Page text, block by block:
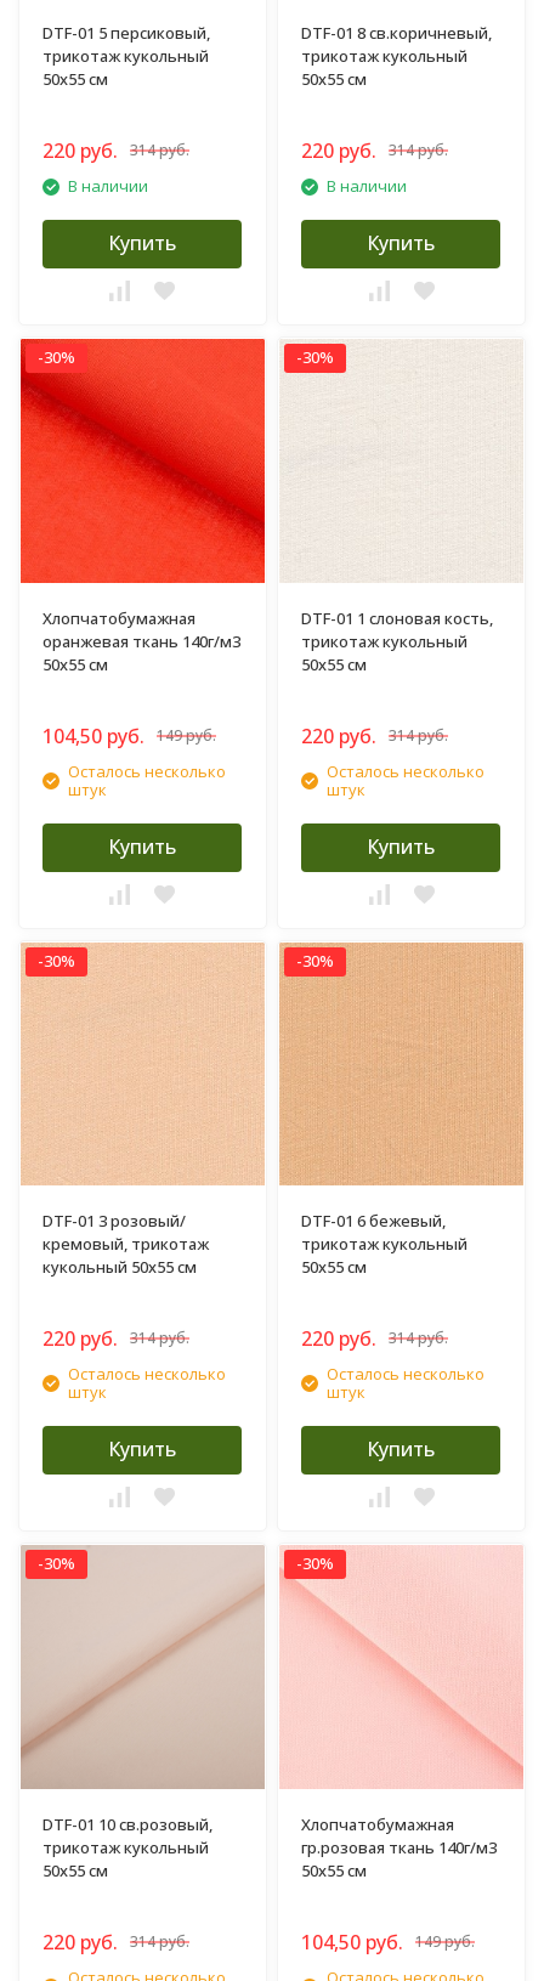
DTF-01 5 персиковый,
трикотаж кукольный
50х55 см
220 руб. 314 руб.
В наличии
Купить
DTF-01 8 св.коричневый,
трикотаж кукольный
50х55 см
220 руб. 314 руб.
В наличии
Купить
-30%
Хлопчатобумажная
оранжевая ткань 140г/м3
50х55 см
104,50 руб. 149 руб.
Осталось несколько
штук
Купить
-30%
DTF-01 1 слоновая кость,
трикотаж кукольный
50х55 см
220 руб. 314 руб.
Осталось несколько
штук
Купить
-30%
DTF-01 3 розовый/
кремовый, трикотаж
кукольный 50х55 см
220 руб. 314 руб.
Осталось несколько
штук
Купить
-30%
DTF-01 6 бежевый,
трикотаж кукольный
50х55 см
220 руб. 314 руб.
Осталось несколько
штук
Купить
-30%
DTF-01 10 св.розовый,
трикотаж кукольный
50х55 см
220 руб. 314 руб.
-30%
Хлопчатобумажная
гр.розовая ткань 140г/м3
50х55 см
104,50 руб. 149 руб.